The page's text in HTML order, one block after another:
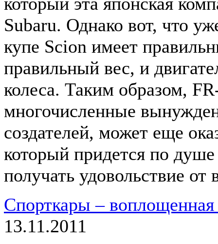
Subaru. Однако вот, что
купе Scion имеет
правильный вес, и
колеса. Таким образом,
многочисленные
создателей, может еще
который придется по
получать удовольствие от
Спорткары – воплощенная
13.11.2011